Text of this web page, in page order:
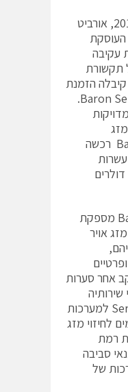
נתניה, ישראל, 8 בינואר 2012, אורביט
העוסקת
עקיבה
תקשורת
הזמנת
המשך מחברת Baron Services Inc.
האוויר.Baron Services Inc רכשה
חברת Baron Services Inc מספקת
אויר
אחר סערות
נדרשת Services Inc Baron למערכות
לחיזוי מזג
רמת
סביבה
של